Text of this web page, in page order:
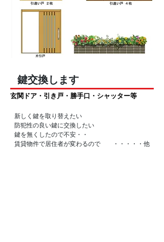
鍵交換します
玄関ドア・引き戸・勝手口・シャッター等
新しく鍵を取り替えたい
防犯性の良い鍵に交換したい
鍵を無くしたので不安・・
賃貸物件で居住者が変わるので ・・・・・他